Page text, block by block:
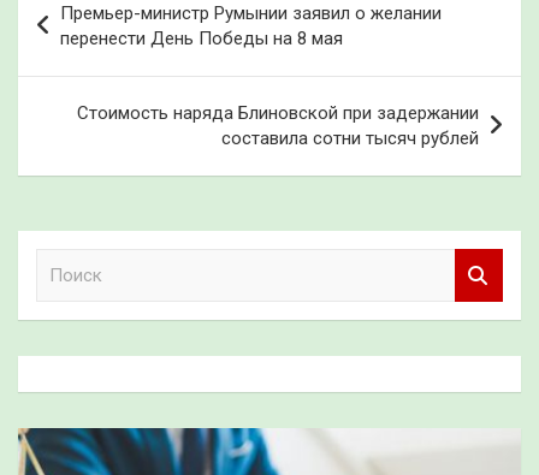
по
записям
Премьер-министр Румынии заявил о желании
перенести День Победы на 8 мая
Стоимость наряда Блиновской при задержании
составила сотни тысяч рублей
к